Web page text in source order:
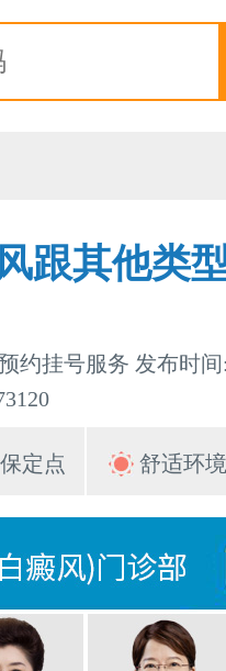
跟其他类
约挂号服务 发布时间
定点 舒适环境